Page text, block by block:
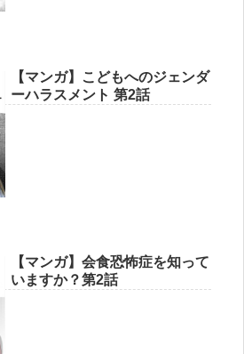
【マンガ】こどもへのジェンダ
ーハラスメント 第2話
【マンガ】会食恐怖症を知って
いますか？第2話